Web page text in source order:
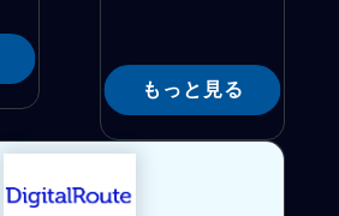
もっと見る